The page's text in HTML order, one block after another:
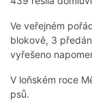
Ve veřejném
blokově, 3
vyřešeno
V loňském roce
psů.